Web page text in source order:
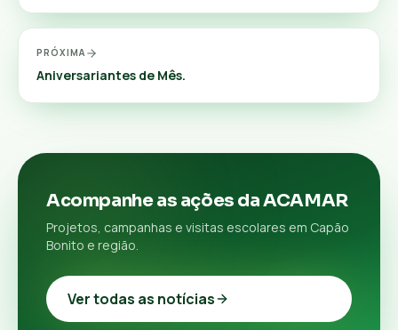
PRÓXIMA
Aniversariantes de Mês.
Acompanhe as ações da ACAMAR
Projetos, campanhas e visitas escolares em Capão
Bonito e região.
Ver todas as notícias